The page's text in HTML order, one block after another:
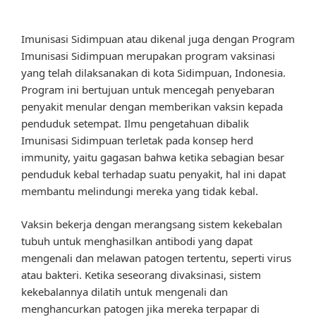
Imunisasi Sidimpuan atau dikenal juga dengan Program
Imunisasi Sidimpuan merupakan program vaksinasi
yang telah dilaksanakan di kota Sidimpuan, Indonesia.
Program ini bertujuan untuk mencegah penyebaran
penyakit menular dengan memberikan vaksin kepada
penduduk setempat. Ilmu pengetahuan dibalik
Imunisasi Sidimpuan terletak pada konsep herd
immunity, yaitu gagasan bahwa ketika sebagian besar
penduduk kebal terhadap suatu penyakit, hal ini dapat
membantu melindungi mereka yang tidak kebal.
Vaksin bekerja dengan merangsang sistem kekebalan
tubuh untuk menghasilkan antibodi yang dapat
mengenali dan melawan patogen tertentu, seperti virus
atau bakteri. Ketika seseorang divaksinasi, sistem
kekebalannya dilatih untuk mengenali dan
menghancurkan patogen jika mereka terpapar di